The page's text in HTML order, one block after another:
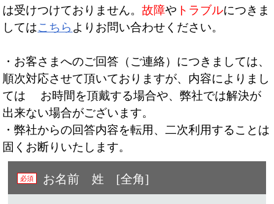
は受けつけておりません。故障や トラブルにつきま
してはこちら よりお問い合わせください。
・お客さまへのご回答（ご連絡）につきましては、
順次対応させて頂いておりますが、内容によりまし
ては お時間を頂戴する場合や、弊社では解決が
出来ない場合がございます。
・弊社からの回答内容を転用、二次利用することは
固くお断りいたします。
お名前 姓 [全角]